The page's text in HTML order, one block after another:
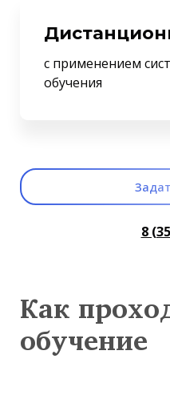
с применением
обучения
8
Как
обучение